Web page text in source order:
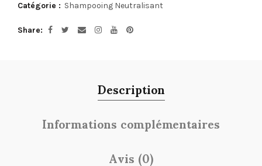
Catégorie : Shampooing Neutralisant
Share
Description
Informations complémentaires
Avis (0)